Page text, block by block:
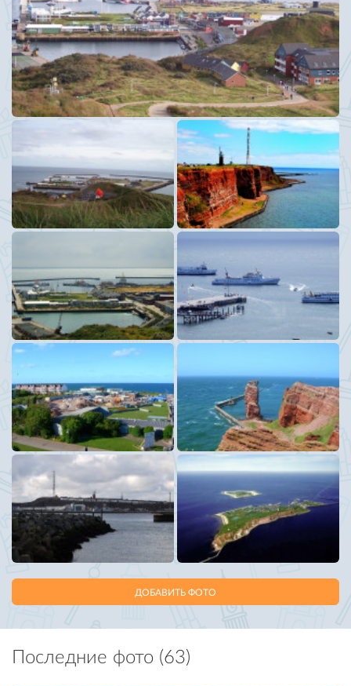
ДОБАВИТЬ ФОТО
Последние фото (63)